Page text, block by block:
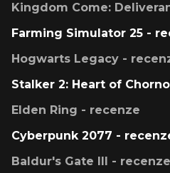
Kingdom Come:
Farming Simulator 25 -
Hogwarts Legacy -
Stalker 2: Heart of
Elden Ring - recenze
Cyberpunk 2077 -
Baldur's Gate III - recenze